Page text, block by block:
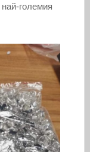
големия